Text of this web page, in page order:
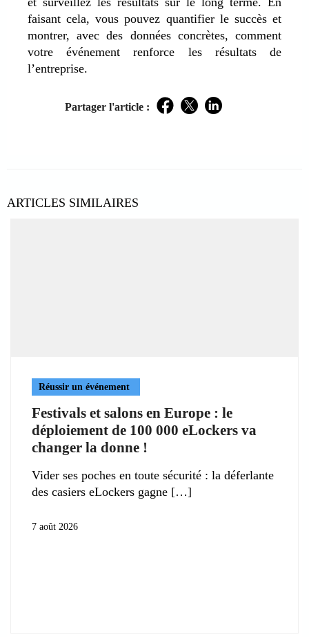
faisant cela, vous pouvez quantifier le succès et
montrer, avec des données concrètes, comment
votre événement renforce les résultats de
l’entreprise.
Partager l'article : Facebook
TwitterLinkedIn
ARTICLES SIMILAIRES
Réussir un événement
Festivals et salons en Europe : le
déploiement de 100 000 eLockers va
changer la donne !
Vider ses poches en toute sécurité : la déferlante
des casiers eLockers gagne
7 août 2026